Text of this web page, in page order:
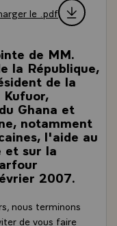
le .pdf
de MM.
la République,
de la
Kufuor,
Ghana et
notamment
l'aide au
et sur la
2007.
nous terminons
de vous faire